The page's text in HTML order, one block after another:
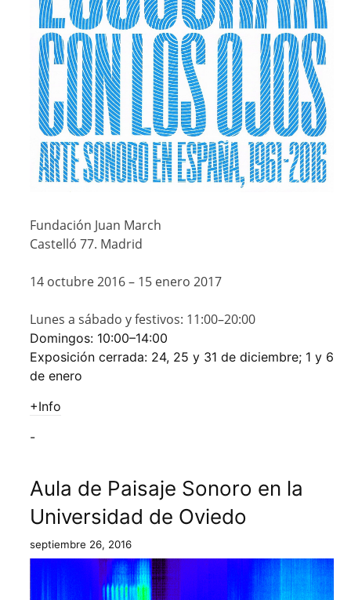
Fundación Juan March
Castelló 77. Madrid
14 octubre 2016– 15 enero 2017
Lunes a sábado y festivos: 11:00–20:00
Domingos: 10:00–14:00
Exposición cerrada: 24, 25 y 31 de diciembre; 1 y 6
de enero
+Info
-
Aula de Paisaje Sonoro en la
Universidad de Oviedo
septiembre 26, 2016